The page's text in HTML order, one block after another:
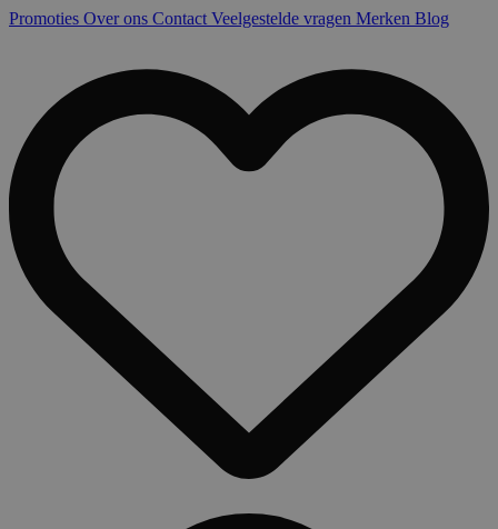
Promoties Over ons Contact Veelgestelde vragen Merken Blog